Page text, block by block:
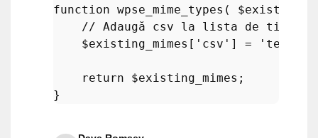
function wpse_mime_types (
// Adaugă csv la lista de tipuri
$existing_mimes [ 'csv' ] = 'text/
return $existing_mimes ;